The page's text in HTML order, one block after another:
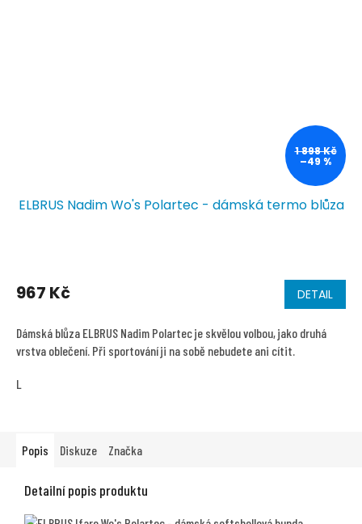
1 898 Kč
–49 %
ELBRUS Nadim Wo's Polartec - dámská termo blůza
967 Kč DETAIL
Dámská blůza ELBRUS Nadim Polartec je skvělou volbou, jako druhá
vrstva oblečení. Při sportování ji na sobě nebudete ani cítit.
L
Popis Diskuze Značka
Detailní popis produktu